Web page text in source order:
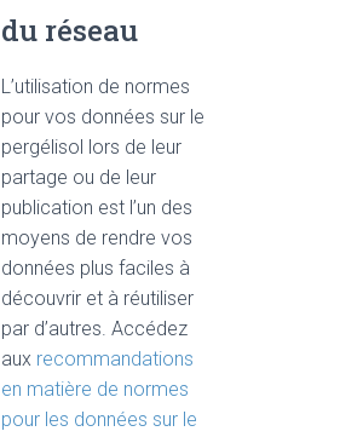
du réseau
L’utilisation de normes
pour vos données sur le
pergélisol lors de leur
partage ou de leur
publication est l’un des
moyens de rendre vos
données plus faciles à
découvrir et à réutiliser
par d’autres. Accédez
aux recommandations
en matière de normes
pour les données sur le